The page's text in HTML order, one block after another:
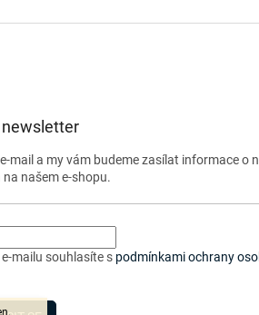
mail a my vám budeme zasílat informace o
našem e-shopu.
mailu souhlasíte s podmínkami ochrany